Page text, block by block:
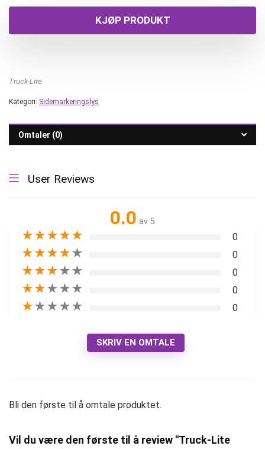
KJØP PRODUKT
Truck-Lite
Kategori: Sidemarkeringslys
Omtaler (0)
User Reviews
0.0 av 5
★★★★★ 0
★★★★★ 0
★★★★★ 0
★★★★★ 0
★★★★★ 0
SKRIV EN OMTALE
Bli den første til å omtale produktet.
Vil du være den første til å review "Truck-Lite